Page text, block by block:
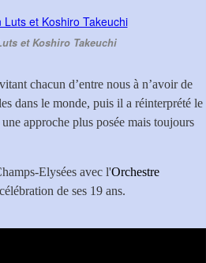
et Koshiro Takeuchi
chacun d’entre nous à n’avoir de
dans le monde, puis il a réinterprété le
une approche plus posée mais toujours
Elysées avec l'Orchestre
de ses 19 ans.